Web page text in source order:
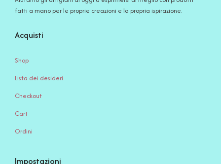
fatti a mano per le proprie creazioni e la propria ispirazione.
Acquisti
Shop
Lista dei desideri
Checkout
Cart
Ordini
Impostazioni